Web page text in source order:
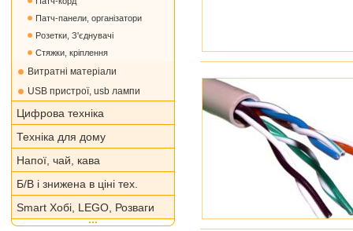
Патч-панели, організатори
Розетки, З'єднувачі
Стяжки, кріплення
Витратні матеріали
USB пристрої, usb лампи
Цифрова техніка
Техніка для дому
Напої, чай, кава
Б/В і знижена в ціні тех.
Smart Хобі, LEGO, Розваги